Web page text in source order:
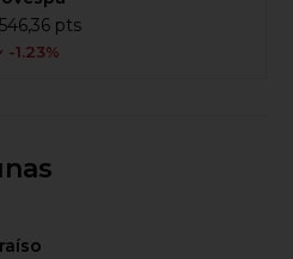
pts
-1.23%